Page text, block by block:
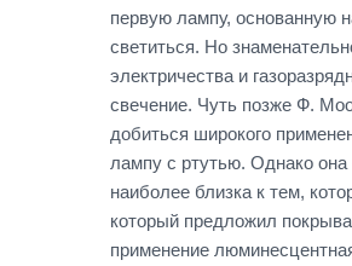
первую лампу, основанную
светиться. Но
электричества и
свечение. Чуть позже Ф.
добиться широкого
лампу с ртутью. Однако
наиболее близка к тем,
который предложил
применение